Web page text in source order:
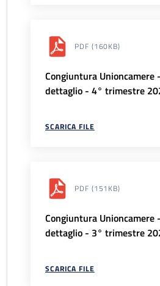
PDF (160KB)
Congiuntura Unioncamere
dettaglio - 4° trimestre
SCARICA FILE
PDF (151KB)
Congiuntura Unioncamere
dettaglio - 3° trimestre
SCARICA FILE